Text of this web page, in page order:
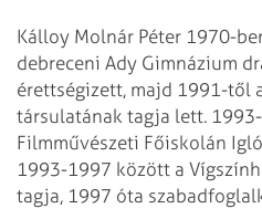
Kálloy Molnár Péter 1970-
debreceni Ady Gimnázium
érettségizett, majd 1991-től
társulatának tagja lett.
Filmművészeti Főiskolán
1993-1997 között a
tagja, 1997 óta